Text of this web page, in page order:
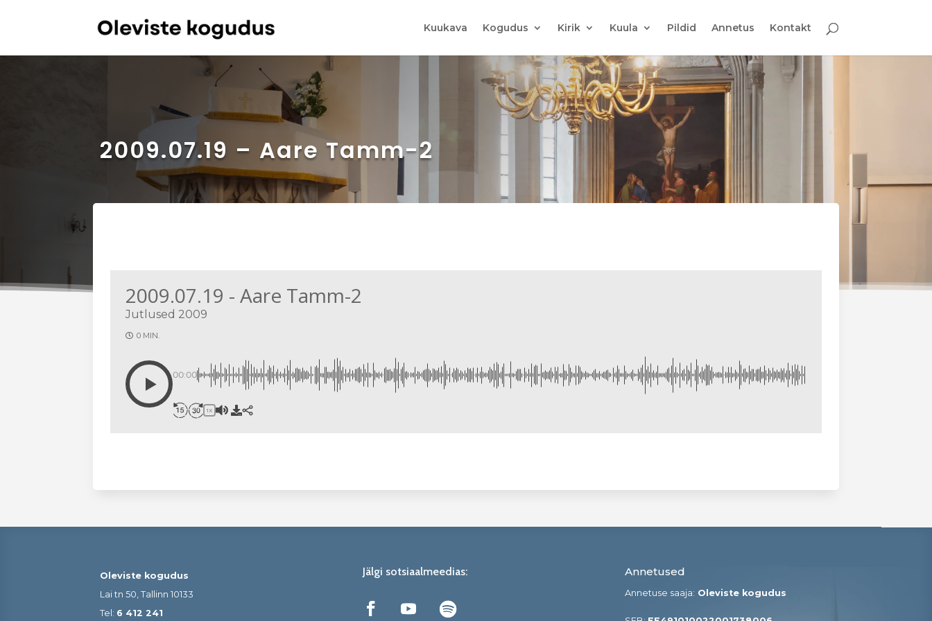
Kuukava Kogudus Kirik Kuula Pildid Annetus Kontakt
2009.07.19 – Aare Tamm-2
2009.07.19 - Aare Tamm-2
Jutlused 2009
0 MIN.
00:00
1X
Oleviste kogudus
Lai tn 50, Tallinn 10133
Tel: 6 412 241
Jälgi sotsiaalmeedias: Annetused
Annetuse saaja: Oleviste kogudus